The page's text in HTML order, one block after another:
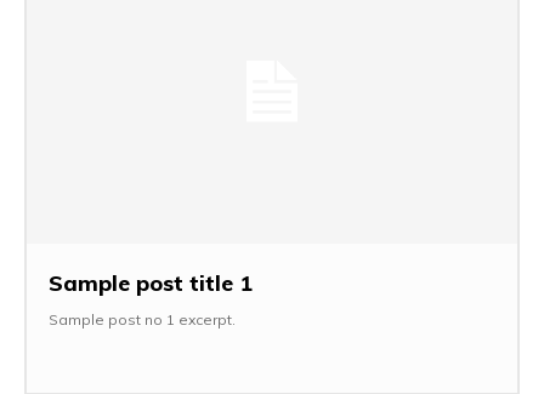
Sample post title 1
Sample post no 1 excerpt.